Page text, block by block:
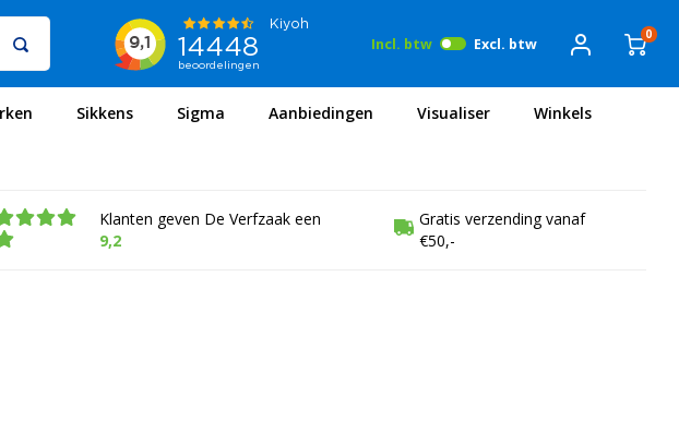
Incl. btw Excl. btw
0
Aanbiedingen Winkels
Sikkens Sigma Visualiser
Klanten geven De Verfzaak een
9,2
Gratis verzending vanaf
€50,-